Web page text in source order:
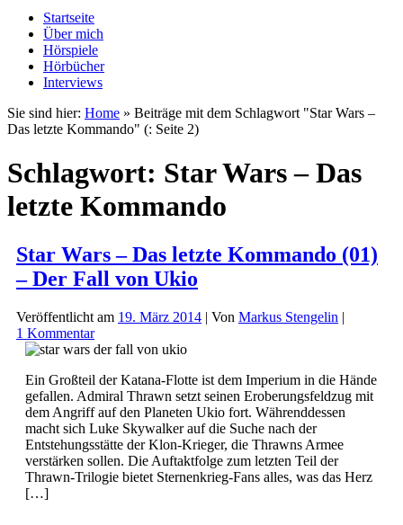
Startseite
Über mich
Hörspiele
Hörbücher
Interviews
Sie sind hier: Home » Beiträge mit dem Schlagwort "Star Wars –
Das letzte Kommando" (: Seite 2)
Schlagwort: Star Wars – Das
letzte Kommando
Star Wars – Das letzte Kommando (01)
– Der Fall von Ukio
Veröffentlicht am 19. März 2014 | Von Markus Stengelin |
1 Kommentar
Ein Großteil der Katana-Flotte ist dem Imperium in die Hände
gefallen. Admiral Thrawn setzt seinen Eroberungsfeldzug mit
dem Angriff auf den Planeten Ukio fort. Währenddessen
macht sich Luke Skywalker auf die Suche nach der
Entstehungsstätte der Klon-Krieger, die Thrawns Armee
verstärken sollen. Die Auftaktfolge zum letzten Teil der
Thrawn-Trilogie bietet Sternenkrieg-Fans alles, was das Herz
[…]